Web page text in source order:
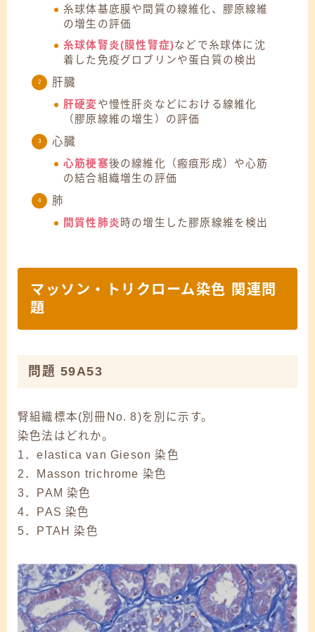
糸球体基底膜や間質の線維化、膠原線維
の増生の評価
糸球体腎炎(膜性腎症)などで糸球体に沈
着した免疫グロブリンや蛋白質の検出
肝臓
肝硬変 や慢性肝炎などにおける線維化
（膠原線維の増生）の評価
心臓
心筋梗塞後の線維化（瘢痕形成）や心筋
の結合組織増生の評価
肺
間質性肺炎 時の増生した膠原線維を検出
マッソン・トリクローム染色 関連問
題
問題 59A53
腎組織標本(別冊No. 8)を別に示す。
染色法はどれか。
1．elastica van Gieson 染色
2．Masson trichrome 染色
3．PAM 染色
4．PAS 染色
5．PTAH 染色